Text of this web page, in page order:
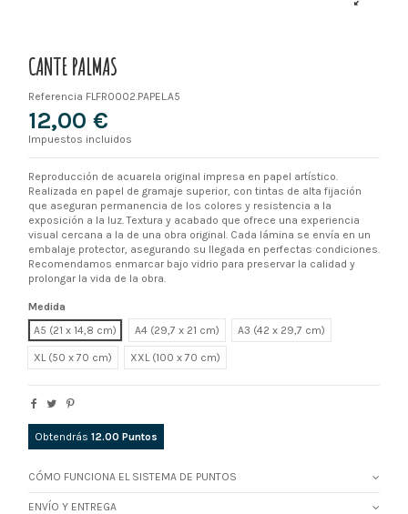
CANTE PALMAS
Referencia FLFR0002.PAPEL.A5
12,00 €
Impuestos incluidos
Reproducción de acuarela original impresa en papel artístico.
Realizada en papel de gramaje superior, con tintas de alta fijación
que aseguran permanencia de los colores y resistencia a la
exposición a la luz. Textura y acabado que ofrece una experiencia
visual cercana a la de una obra original. Cada lámina se envía en un
embalaje protector, asegurando su llegada en perfectas condiciones.
Recomendamos enmarcar bajo vidrio para preservar la calidad y
prolongar la vida de la obra.
Medida
A5 (21 x 14,8 cm)
A4 (29,7 x 21 cm) A3 (42 x 29,7 cm)
XL XXL
Obtendrás 12.00 Puntos
CÓMO FUNCIONA EL SISTEMA DE PUNTOS
ENVÍO Y ENTREGA